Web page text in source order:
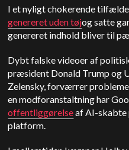
I et nyligt chokerende
genereret uden tøjog satte
genereret indhold bliver til
Dybt falske videoer af
præsident Donald Trump og
Zelensky, forværrer
en modforanstaltning har
offentliggørelseaf AI-skabte
platform.